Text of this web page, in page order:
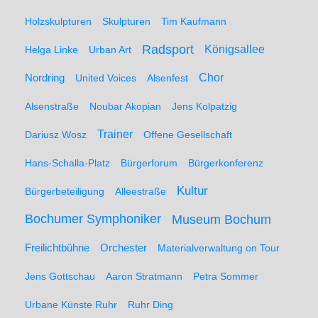
Holzskulpturen Skulpturen Tim Kaufmann
Helga Linke Urban Art Radsport Königsallee
Nordring United Voices Alsenfest Chor
Alsenstraße Noubar Akopian Jens Kolpatzig
Dariusz Wosz Trainer Offene Gesellschaft
Hans-Schalla-Platz Bürgerforum Bürgerkonferenz
Bürgerbeteiligung Alleestraße Kultur
Bochumer Symphoniker Museum Bochum
Freilichtbühne Orchester Materialverwaltung on Tour
Jens Gottschau Aaron Stratmann Petra Sommer
Urbane Künste Ruhr Ruhr Ding